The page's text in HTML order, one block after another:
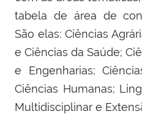
tabela de área de
São elas: Ciências
e Ciências da Saúde;
e Engenharias;
Ciências Humanas;
Multidisciplinar e